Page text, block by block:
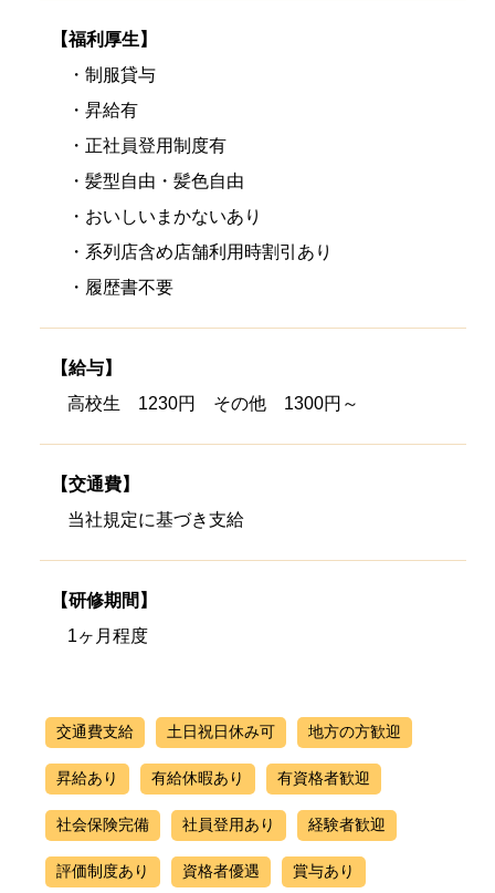
【福利厚生】
・制服貸与
・昇給有
・正社員登用制度有
・髪型自由・髪色自由
・おいしいまかないあり
・系列店含め店舗利用時割引あり
・履歴書不要
【給与】
高校生 1230円 その他 1300円～
【交通費】
当社規定に基づき支給
【研修期間】
1ヶ月程度
交通費支給 土日祝日休み可 地方の方歓迎
昇給あり 有給休暇あり 有資格者歓迎
社会保険完備 社員登用あり 経験者歓迎
評価制度あり 資格者優遇 賞与あり